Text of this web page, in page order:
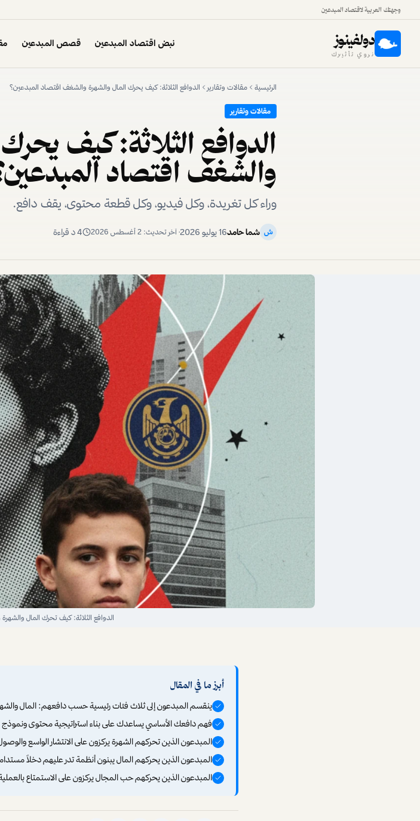
وجهتك العربية لاقتصاد المبدعين
دولفينوز
نروي تأثيرك
نبض اقتصاد المبدعين قصص المبدعين
الرئيسية مقالات وتقارير الدوافع الثلاثة: كيف يحرك المال والشهرة والشغف اقتصاد المبدعين؟
مقالات وتقارير
الدوافع الثلاثة: كيف
والشغف اقتصاد
وراء كل تغريدة، وكل فيديو، وكل قطعة محتوى، يقف دافع.
ش شما حامد16 يوليو 2026 · آخر تحديث: 2 أغسطس 2026 4د قراءة
الدوافع الثلاثة: كيف تحرك المال
أبرز ما في المقال
ينقسم المبدعون إلى ثلاث فئات رئيسية حسب دافعهم: المال
فهم دافعك الأساسي يساعدك على بناء استراتيجية محتوى
المبدعون الذين تحركهم الشهرة يركزون على الانتشار الواسع
المبدعون الذين يحركهم المال يبنون أنظمة تدر عليهم دخلاً
المبدعون الذين يحركهم حب المجال يركزون على الاستمتاع بالعملية